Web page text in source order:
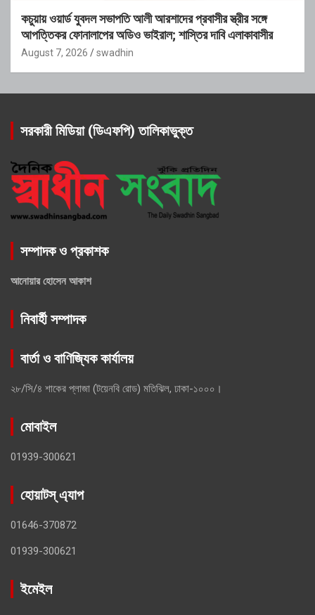
কচুয়ায় ওয়ার্ড যুবদল সভাপতি আলী আরশাদের প্রবাসীর স্ত্রীর সঙ্গে
আপত্তিকর ফোনালাপের অডিও ভাইরাল; শাস্তির দাবি এলাকাবাসীর
August 7, 2026 swadhin
সরকারী মিডিয়া (ডিএফপি) তালিকাভুক্ত
সম্পাদক ও প্রকাশক
আনোয়ার হোসেন আকাশ
নিবার্হী সম্পাদক
বার্তা ও বাণিজ্যিক কার্যালয়
২৮/সি/৪ শাকের প্লাজা (টয়েনবি রোড) মতিঝিল, ঢাকা-১০০০।
মোবাইল
01939-300621
হোয়াটস্ এ্যাপ
01646-370872
01939-300621
ইমেইল